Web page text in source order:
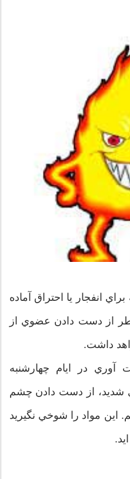
انفجار يا احتراق آماده
خطر از دست دادن عضوي از
داشت.
در ايام چهارشنبه
شديد، از دست دادن چشم
اين مواد را شوخي نگيريد